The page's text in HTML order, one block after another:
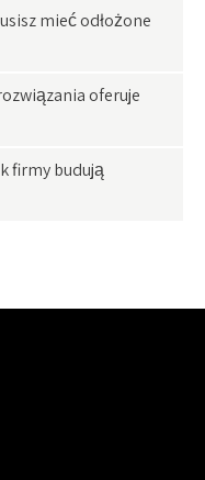
mieć odłożone
oferuje
firmy budują